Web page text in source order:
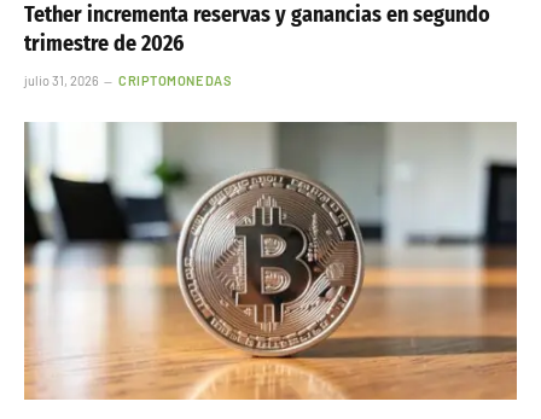
Tether incrementa reservas y ganancias en segundo
trimestre de 2026
julio 31, 2026 CRIPTOMONEDAS